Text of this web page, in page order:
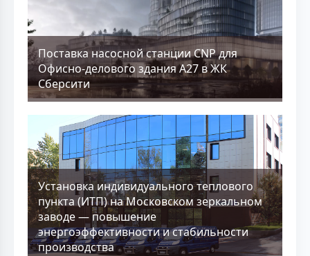
Поставка насосной станции CNP для
Офисно-делового здания А27 в ЖК
Сберсити
Установка индивидуального теплового
пункта (ИТП) на Московском зеркальном
заводе — повышение
энергоэффективности и стабильности
производства